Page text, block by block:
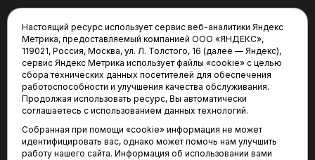
Редакция:
625035, Тюмень, пр. Геологоразведчиков, 28А
(3452) 68-22-28
tum-arena@mail.ru
Отдел продаж:
(3452) 68-89-78
kotovaev@sibinformburo.ru
Настоящий ресурс использует сервис веб-аналитики Яндекс
Метрика, предоставляемый компанией ООО «ЯНДЕКС»,
119021, Россия, Москва, ул. Л. Толстого, 16 (далее — Яндекс),
сервис Яндекс Метрика использует файлы «cookie» с целью
сбора технических данных посетителей для обеспечения
работоспособности и улучшения качества обслуживания.
Продолжая использовать ресурс, Вы автоматически
соглашаетесь с использованием данных технологий.
Собранная при помощи «cookie» информация не может
идентифицировать вас, однако может помочь нам улучшить
работу нашего сайта. Информация об использовании вами